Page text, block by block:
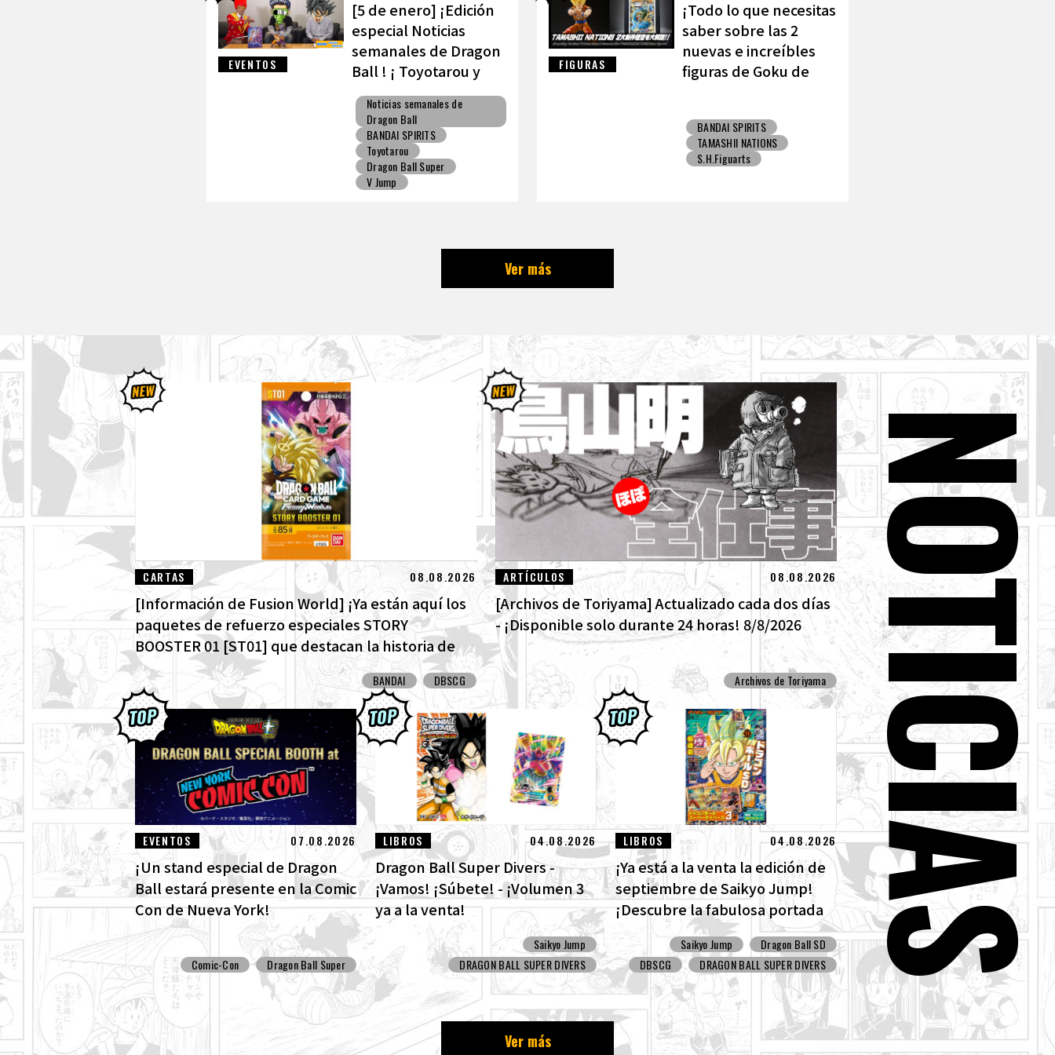
EVENTOS
[5 de enero] ¡Edición
especial Noticias
semanales de Dragon
Ball ! ¡ Toyotarou y
VAROQ hablan sobre
la figura definitiva de
Kamehameha padre-
hijo!
Noticias semanales de
Dragon Ball
BANDAI SPIRITS
Toyotarou
Dragon Ball Super
V Jump
FIGURAS
¡Todo lo que necesitas
saber sobre las 2
nuevas e increíbles
figuras de Goku de
BANDAI SPIRITS
TAMASHII NATIONS
S.H.Figuarts
Ver más
CARTAS 08.08.2026
[Información de Fusion World] ¡Ya están aquí los
paquetes de refuerzo especiales STORY
BOOSTER 01 [ST01] que destacan la historia de
Dragon Ball! ¡Aquí están todas las cartas con arte
alternativo!
BANDAI DBSCG
ARTÍCULOS 08.08.2026
[Archivos de Toriyama] Actualizado cada dos días
- ¡Disponible solo durante 24 horas! 8/8/2026
Archivos de Toriyama
EVENTOS 07.08.2026
¡Un stand especial de Dragon
Ball estará presente en la Comic
Con de Nueva York!
Comic-Con Dragon Ball Super
LIBROS 04.08.2026
Dragon Ball Super Divers -
¡Vamos! ¡Súbete! - ¡Volumen 3
ya a la venta!
Saikyo Jump
DRAGON BALL SUPER DIVERS
LIBROS 04.08.2026
¡Ya está a la venta la edición de
septiembre de Saikyo Jump!
¡Descubre la fabulosa portada
de Dragon Ball SD y todos los
divertidos extras!
Saikyo Jump
Dragon Ball SD
DBSCG
DRAGON BALL SUPER DIVERS
Ver más